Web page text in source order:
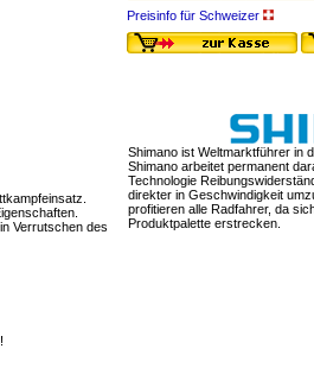
Verrutschen des
Preisinfo für Schweizer
Shimano ist Weltmarktführer in
Shimano arbeitet permanent
Technologie
direkter in Geschwindigkeit
profitieren alle Radfahrer, da
Produktpalette erstrecken.